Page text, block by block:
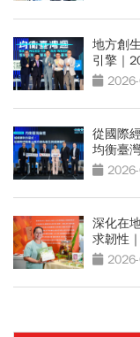
地方創
引擎｜
從國際
均衡臺
深化在
求韌性